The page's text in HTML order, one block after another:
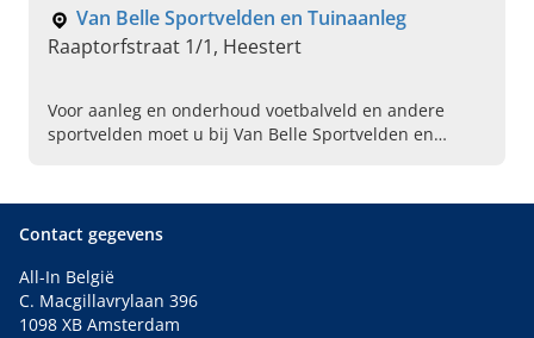
Van Belle Sportvelden en Tuinaanleg
Raaptorfstraat 1/1, Heestert
Voor aanleg en onderhoud voetbalveld en andere
sportvelden moet u bij Van Belle Sportvelden en
Contact gegevens
All-In België
C. Macgillavrylaan 396
1098 XB Amsterdam